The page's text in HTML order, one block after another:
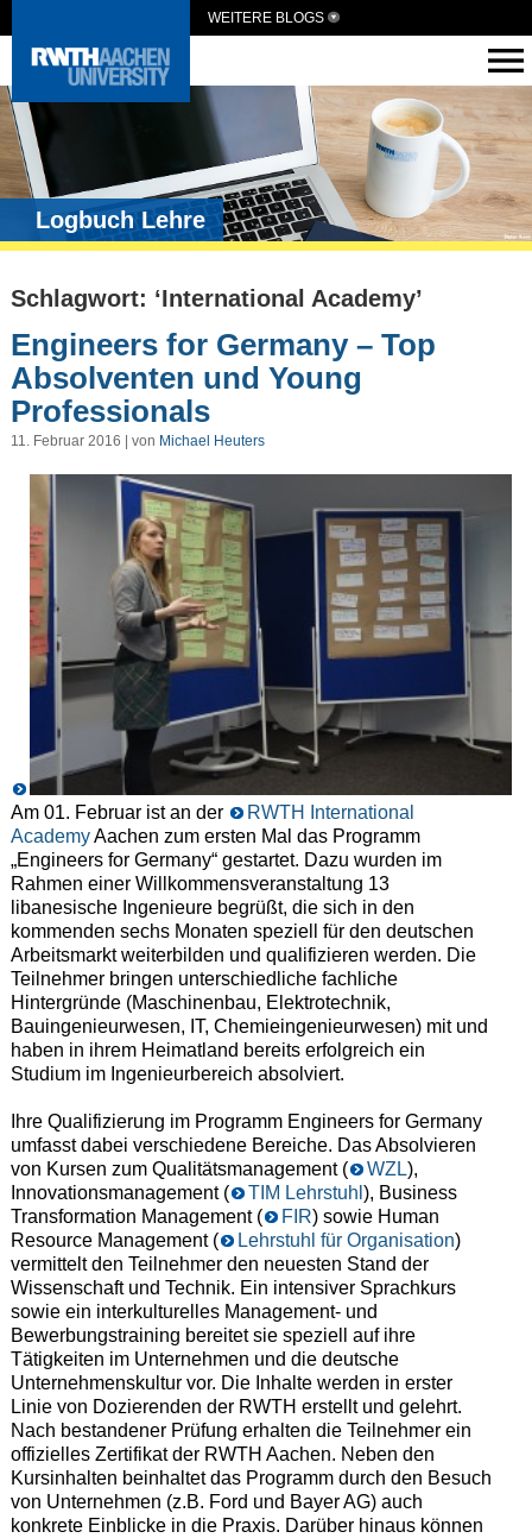
WEITERE BLOGS
Logbuch Lehre
Schlagwort: ‘International Academy’
Engineers for Germany – Top
Absolventen und Young
Professionals
11. Februar 2016 | von Michael Heuters
Am 01. Februar ist an der
RWTH International
AcademyAachen zum ersten Mal das Programm
„Engineers for Germany“ gestartet. Dazu wurden im
Rahmen einer Willkommensveranstaltung 13
libanesische Ingenieure begrüßt, die sich in den
kommenden sechs Monaten speziell für den deutschen
Arbeitsmarkt weiterbilden und qualifizieren werden. Die
Teilnehmer bringen unterschiedliche fachliche
Hintergründe (Maschinenbau, Elektrotechnik,
Bauingenieurwesen, IT, Chemieingenieurwesen) mit und
haben in ihrem Heimatland bereits erfolgreich ein
Studium im Ingenieurbereich absolviert.
Ihre Qualifizierung im Programm Engineers for Germany
umfasst dabei verschiedene Bereiche. Das Absolvieren
von Kursen zum Qualitätsmanagement (
WZL),
Innovationsmanagement (
TIM Lehrstuhl ), Business
Transformation Management (
FIR) sowie Human
Resource Management (
Lehrstuhl für Organisation)
vermittelt den Teilnehmer den neuesten Stand der
Wissenschaft und Technik. Ein intensiver Sprachkurs
sowie ein interkulturelles Management- und
Bewerbungstraining bereitet sie speziell auf ihre
Tätigkeiten im Unternehmen und die deutsche
Unternehmenskultur vor. Die Inhalte werden in erster
Linie von Dozierenden der RWTH erstellt und gelehrt.
Nach bestandener Prüfung erhalten die Teilnehmer ein
offizielles Zertifikat der RWTH Aachen. Neben den
Kursinhalten beinhaltet das Programm durch den Besuch
von Unternehmen (z.B. Ford und Bayer AG) auch
konkrete Einblicke in die Praxis. Darüber hinaus können